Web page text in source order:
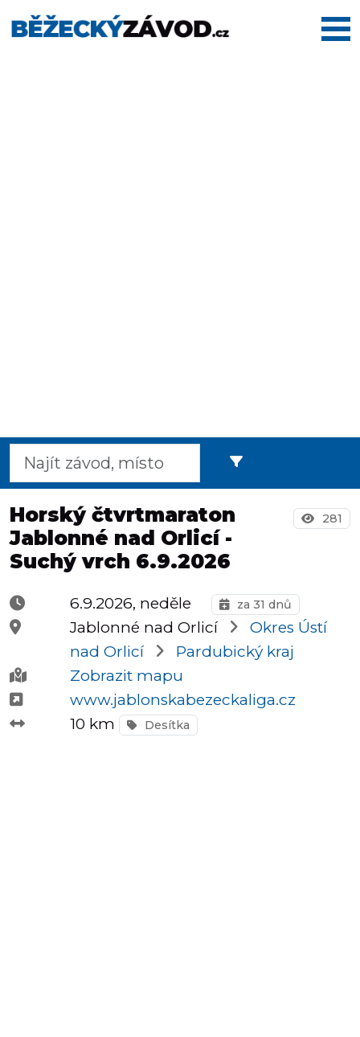
OCR
Praha
Virtuální
závody
Dětské
závody
Horský čtvrtmaraton
Jablonné nad Orlicí -
Suchý vrch 6.9.2026
281
6.9.2026, neděle za 31 dnů
Jablonné nad Orlicí
Okres Ústí
nad Orlicí
Pardubický kraj
Zobrazit mapu
www.jablonskabezeckaliga.cz
10 km
Desítka